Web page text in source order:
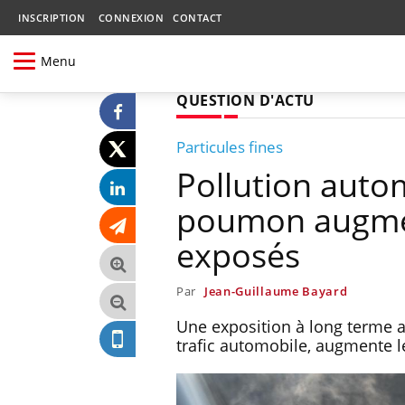
INSCRIPTION CONNEXION CONTACT
Menu
QUESTION D'ACTU
Particules fines
Pollution
poumon
exposés
Par Jean-Guillaume Bayard
Une exposition à long terme
trafic automobile, augmente